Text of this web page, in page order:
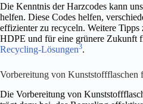
Die Kenntnis der Harzcodes kann
helfen. Diese Codes helfen,
effizienter zu recyceln. Weitere
HDPE und für eine grünere Zukunft
Recycling-Lösungen3.
Vorbereitung von Kunststoffflaschen
Die Vorbereitung von